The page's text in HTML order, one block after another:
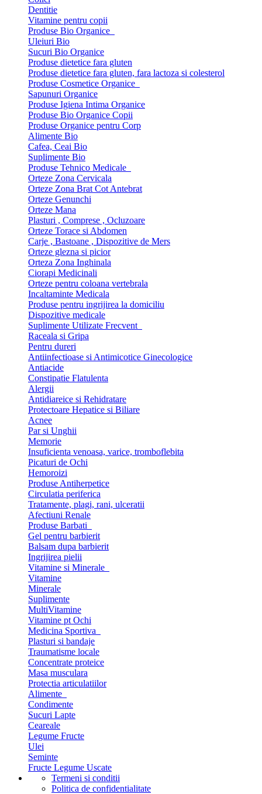
Dentitie
Vitamine pentru copii
Produse Bio Organice
Uleiuri Bio
Sucuri Bio Organice
Produse dietetice fara gluten
Produse dietetice fara gluten, fara lactoza si colesterol
Produse Cosmetice Organice
Sapunuri Organice
Produse Igiena Intima Organice
Produse Bio Organice Copii
Produse Organice pentru Corp
Alimente Bio
Cafea, Ceai Bio
Suplimente Bio
Produse Tehnico Medicale
Orteze Zona Cervicala
Orteze Zona Brat Cot Antebrat
Orteze Genunchi
Orteze Mana
Plasturi , Comprese , Ocluzoare
Orteze Torace si Abdomen
Carje , Bastoane , Dispozitive de Mers
Orteze glezna si picior
Orteza Zona Inghinala
Ciorapi Medicinali
Orteze pentru coloana vertebrala
Incaltaminte Medicala
Produse pentru ingrijirea la domiciliu
Dispozitive medicale
Suplimente Utilizate Frecvent
Raceala si Gripa
Pentru dureri
Antiinfectioase si Antimicotice Ginecologice
Antiacide
Constipatie Flatulenta
Alergii
Antidiareice si Rehidratare
Protectoare Hepatice si Biliare
Acnee
Par si Unghii
Memorie
Insuficienta venoasa, varice, tromboflebita
Picaturi de Ochi
Hemoroizi
Produse Antiherpetice
Circulatia periferica
Tratamente, plagi, rani, ulceratii
Afectiuni Renale
Produse Barbati
Gel pentru barbierit
Balsam dupa barbierit
Ingrijirea pielii
Vitamine si Minerale
Vitamine
Minerale
Suplimente
MultiVitamine
Vitamine pt Ochi
Medicina Sportiva
Plasturi si bandaje
Traumatisme locale
Concentrate proteice
Masa musculara
Protectia articulatiilor
Alimente
Condimente
Sucuri Lapte
Ceareale
Legume Fructe
Ulei
Seminte
Fructe Legume Uscate
Termeni si conditii
Politica de confidentialitate